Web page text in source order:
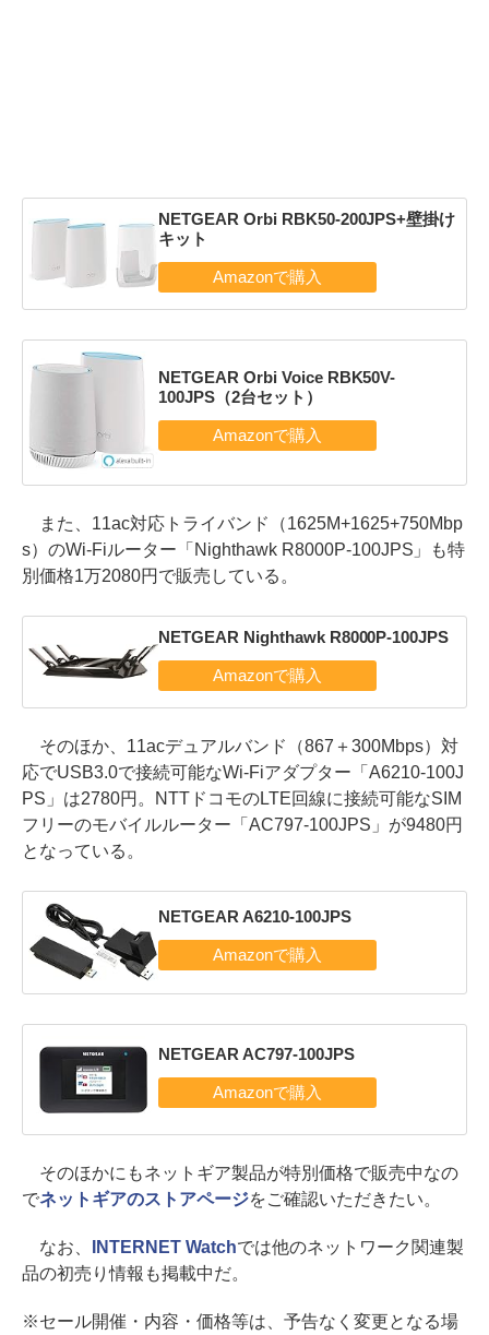
NETGEAR Orbi RBK50-200JPS+壁掛け
キット
NETGEAR Orbi Voice RBK50V-
100JPS（2台セット）
また、11ac対応トライバンド（1625M+1625+750Mbp
s）のWi-Fiルーター「Nighthawk R8000P-100JPS」も特
別価格1万2080円で販売している。
NETGEAR Nighthawk R8000P-100JPS
そのほか、11acデュアルバンド（867＋300Mbps）対
応でUSB3.0で接続可能なWi-Fiアダプター「A6210-100J
PS」は2780円。NTTドコモのLTE回線に接続可能なSIM
フリーのモバイルルーター「AC797-100JPS」が9480円
となっている。
NETGEAR A6210-100JPS
NETGEAR AC797-100JPS
そのほかにもネットギア製品が特別価格で販売中なの
でネットギアのストアページをご確認いただきたい。
なお、 INTERNET Watchでは他のネットワーク関連製
品の初売り情報も掲載中だ。
※セール開催・内容・価格等は、予告なく変更となる場